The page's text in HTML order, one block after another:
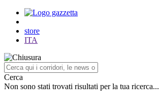
store
ITA
Cerca
Non sono stati trovati risultati per la tua ricerca...